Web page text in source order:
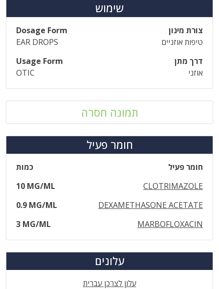
שימוש
צורת מינון
Dosage Form
טיפות אוזניים
EAR DROPS
דרך מתן
Usage Form
אוזני
OTIC
תמונה חסרה
חומר פעיל
חומר פעיל
כמות
CLOTRIMAZOLE
10 MG/ML
DEXAMETHASONE ACETATE
0.9 MG/ML
MARBOFLOXACIN
3 MG/ML
עלונים
עלון לצרכן עברית